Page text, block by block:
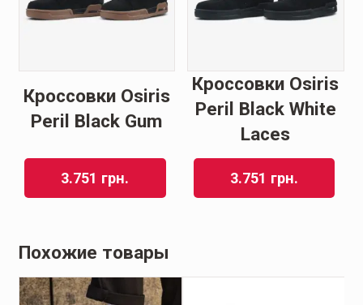
Кроссовки Osiris
Peril Black Gum
3.751 грн.
Кроссовки Osiris
Peril Black White
Laces
3.751 грн.
Похожие товары